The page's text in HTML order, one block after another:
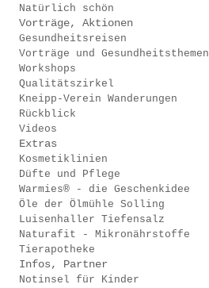
Natürlich schön
Vorträge, Aktionen
Gesundheitsreisen
Vorträge und Gesundheitsthemen
Workshops
Qualitätszirkel
Kneipp-Verein Wanderungen
Rückblick
Videos
Extras
Kosmetiklinien
Düfte und Pflege
Warmies® - die Geschenkidee
Öle der Ölmühle Solling
Luisenhaller Tiefensalz
Naturafit - Mikronährstoffe
Tierapotheke
Infos, Partner
Notinsel für Kinder